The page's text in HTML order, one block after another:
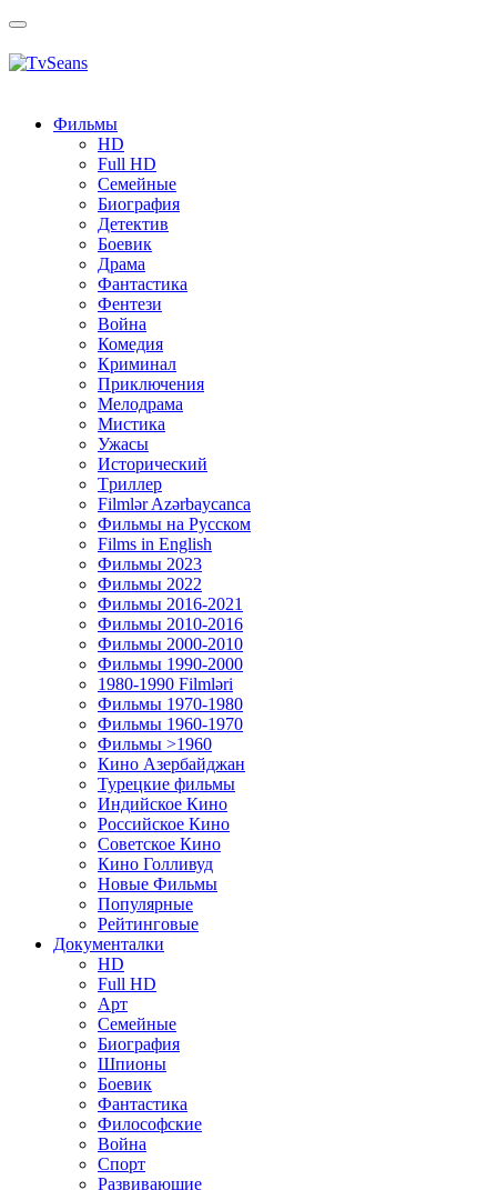
Toggle
Фильмы
HD
Full HD
Семейные
Биография
Детектив
Боевик
Драма
Фантастика
Фентези
Война
Комедия
Криминал
Приключения
Мелодрама
Мистика
Ужасы
Исторический
Tриллер
Filmlər Azərbaycanca
Фильмы на Русском
Films in English
Фильмы 2023
Фильмы 2022
Фильмы 2016-2021
Фильмы 2010-2016
Фильмы 2000-2010
Фильмы 1990-2000
1980-1990 Filmləri
Фильмы 1970-1980
Фильмы 1960-1970
Фильмы >1960
Кино Азербайджан
Турецкие фильмы
Индийское Кино
Российское Кино
Советское Кино
Кино Голливуд
Новые Фильмы
Популярные
Рейтинговые
Документалки
HD
Full HD
Арт
Семейные
Биография
Шпионы
Боевик
Фантастика
Философские
Война
Спорт
Развивающие